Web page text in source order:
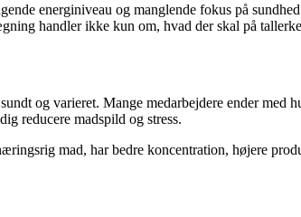
energiniveau og manglende fokus på
handler ikke kun om, hvad der skal på
og varieret. Mange medarbejdere ender
reducere madspild og stress.
mad, har bedre koncentration, højere